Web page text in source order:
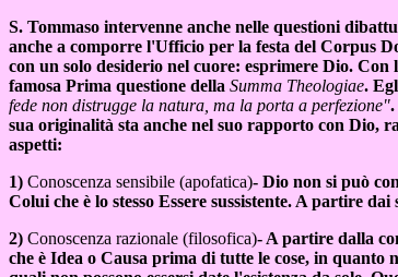
S. Tommaso intervenne anche nelle questioni
anche a comporre l'Ufficio per la festa del Corpus
con un solo desiderio nel cuore: esprimere Dio.
famosa Prima questione della Summa Theologiae.
fede non distrugge la natura, ma la porta a perfezione".
sua originalità sta anche nel suo rapporto con Dio,
aspetti:
1) Conoscenza sensibile (apofatica)- Dio non si può
Colui che è lo stesso Essere sussistente. A partire
2) Conoscenza razionale (filosofica)- A partire dalla
che è Idea o Causa prima di tutte le cose, in quanto